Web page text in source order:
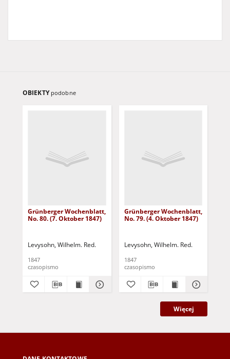
OBIEKTY podobne
Grünberger Wochenblatt,
No. 80. (7. Oktober 1847)
Levysohn, Wilhelm. Red.
1847
czasopismo
Grünberger Wochenblatt,
No. 79. (4. Oktober 1847)
Levysohn, Wilhelm. Red.
1847
czasopismo
Więcej